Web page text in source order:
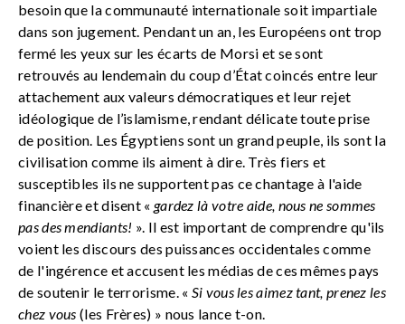
besoin que la communauté internationale soit impartiale
dans son jugement. Pendant un an, les Européens ont trop
fermé les yeux sur les écarts de Morsi et se sont
retrouvés au lendemain du coup d’État coincés entre leur
attachement aux valeurs démocratiques et leur rejet
idéologique de l’islamisme, rendant délicate toute prise
de position. Les Égyptiens sont un grand peuple, ils sont la
civilisation comme ils aiment à dire. Très fiers et
susceptibles ils ne supportent pas ce chantage à l'aide
financière et disent « gardez là votre aide, nous ne sommes
pas des mendiants! ». Il est important de comprendre qu'ils
voient les discours des puissances occidentales comme
de l'ingérence et accusent les médias de ces mêmes pays
de soutenir le terrorisme. « Si vous les aimez tant, prenez les
chez vous (les Frères) » nous lance t-on.